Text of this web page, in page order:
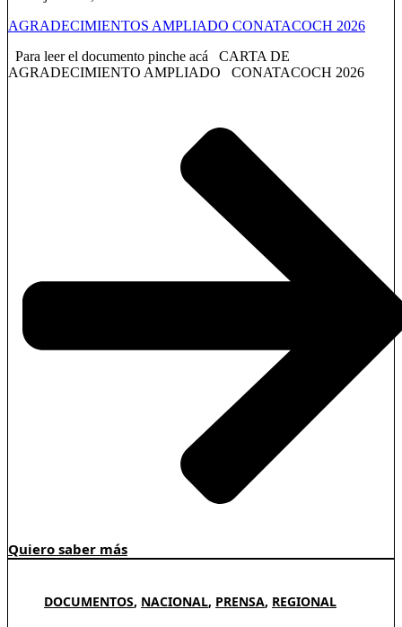
AGRADECIMIENTOS AMPLIADO CONATACOCH 2026
Para leer el documento pinche acá CARTA DE
AGRADECIMIENTO AMPLIADO CONATACOCH 2026
Quiero saber más
DOCUMENTOS, NACIONAL, PRENSA, REGIONAL